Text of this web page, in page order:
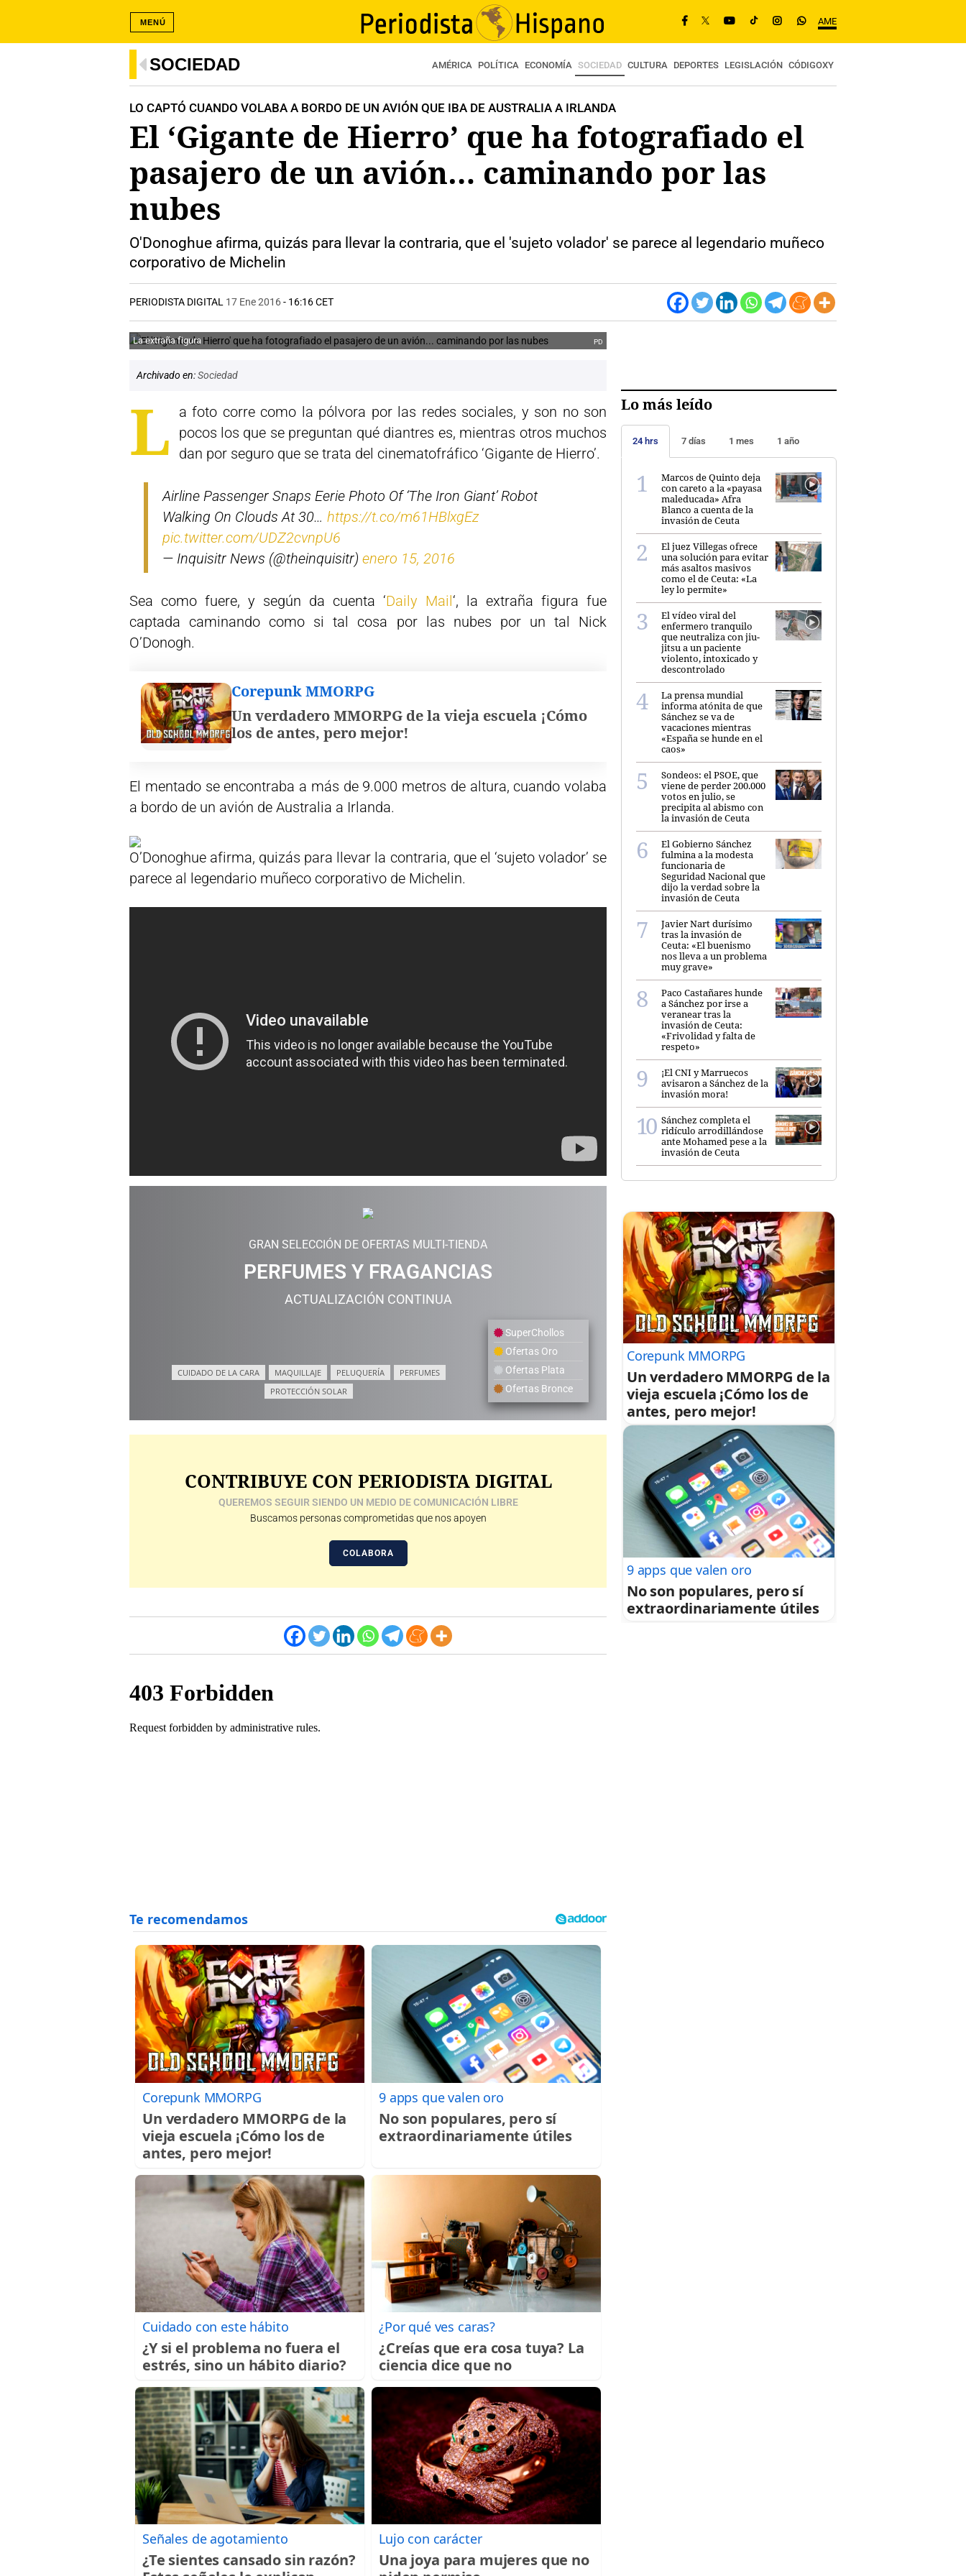
AME
MENÚ
SOCIEDAD AMÉRICA POLÍTICA ECONOMÍA SOCIEDAD CULTURA DEPORTES LEGISLACIÓN CÓDIGOXY
LO CAPTÓ CUANDO VOLABA A BORDO DE UN AVIÓN QUE IBA DE AUSTRALIA A IRLANDA
El ‘Gigante de Hierro’ que ha fotografiado el
pasajero de un avión… caminando por las
nubes
O'Donoghue afirma, quizás para llevar la contraria, que el 'sujeto volador' se parece al legendario muñeco
corporativo de Michelin
PERIODISTA DIGITAL 17 Ene 2016- 16:16 CET
La extraña figura PD
Archivado en:Sociedad
L
a foto corre como la pólvora por las redes sociales, y son no son
pocos los que se preguntan qué diantres es, mientras otros muchos
dan por seguro que se trata del cinematofráfico ‘Gigante de Hierro’.
Airline Passenger Snaps Eerie Photo Of ‘The Iron Giant’ Robot
Walking On Clouds At 30… https://t.co/m61HBlxgEz
pic.twitter.com/UDZ2cvnpU6
— Inquisitr News (@theinquisitr) enero 15, 2016
Sea como fuere, y según da cuenta ‘Daily Mail ‘, la extraña figura fue
captada caminando como si tal cosa por las nubes por un tal Nick
O’Donogh.
Corepunk MMORPG
Un verdadero MMORPG de la vieja escuela ¡Cómo
los de antes, pero mejor!
El mentado se encontraba a más de 9.000 metros de altura, cuando volaba
a bordo de un avión de Australia a Irlanda.
O’Donoghue afirma, quizás para llevar la contraria, que el ‘sujeto volador’ se
parece al legendario muñeco corporativo de Michelin.
GRAN SELECCIÓN DE OFERTAS MULTI-TIENDA
PERFUMES Y FRAGANCIAS
ACTUALIZACIÓN CONTINUA
CUIDADO DE LA CARA MAQUILLAJE PELUQUERÍA
PERFUMES
PROTECCIÓN SOLAR
SuperChollos
Ofertas Oro
Ofertas Plata
Ofertas Bronce
CONTRIBUYE CON PERIODISTA DIGITAL
QUEREMOS SEGUIR SIENDO UN MEDIO DE COMUNICACIÓN LIBRE
Buscamos personas comprometidas que nos apoyen
COLABORA
Corepunk MMORPG
Un verdadero MMORPG de la
vieja escuela ¡Cómo los de
antes, pero mejor!
9 apps que valen oro
No son populares, pero sí
extraordinariamente útiles
Cuidado con este hábito
¿Y si el problema no fuera el
estrés, sino un hábito diario?
¿Por qué ves caras?
¿Creías que era cosa tuya? La
ciencia dice que no
Señales de agotamiento
¿Te sientes cansado sin razón?
Lujo con carácter
Una joya para mujeres que no
Lo más leído
24 hrs 7 días 1 mes 1 año
Marcos de Quinto deja
con careto a la «payasa
maleducada» Afra
Blanco a cuenta de la
invasión de Ceuta
El juez Villegas ofrece
una solución para evitar
más asaltos masivos
como el de Ceuta: «La
ley lo permite»
El vídeo viral del
enfermero tranquilo
que neutraliza con jiu-
jitsu a un paciente
violento, intoxicado y
descontrolado
La prensa mundial
informa atónita de que
Sánchez se va de
vacaciones mientras
«España se hunde en el
caos»
Sondeos: el PSOE, que
viene de perder 200.000
votos en julio, se
precipita al abismo con
la invasión de Ceuta
El Gobierno Sánchez
fulmina a la modesta
funcionaria de
Seguridad Nacional que
dijo la verdad sobre la
invasión de Ceuta
Javier Nart durísimo
tras la invasión de
Ceuta: «El buenismo
nos lleva a un problema
muy grave»
Paco Castañares hunde
a Sánchez por irse a
veranear tras la
invasión de Ceuta:
«Frivolidad y falta de
respeto»
¡El CNI y Marruecos
avisaron a Sánchez de la
invasión mora!
Sánchez completa el
ridículo arrodillándose
ante Mohamed pese a la
invasión de Ceuta
Corepunk MMORPG
Un verdadero MMORPG de la
vieja escuela ¡Cómo los de
antes, pero mejor!
9 apps que valen oro
No son populares, pero sí
extraordinariamente útiles